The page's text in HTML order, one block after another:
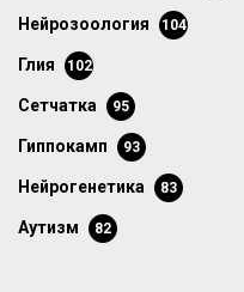
нейрозоология 104
глия 102
сетчатка 95
гиппокамп 93
нейрогенетика 83
аутизм 82